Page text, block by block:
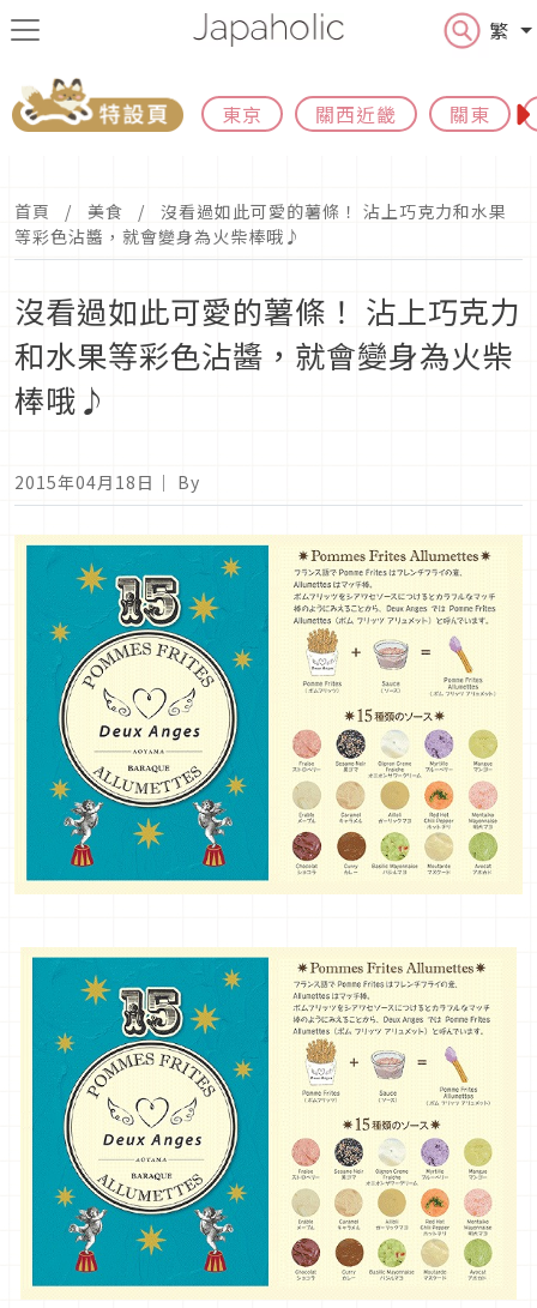
繁
東京 關西近畿 關東
首頁 美食
沒看過如此可愛的薯條！ 沾上巧克力和水果
等彩色沾醬，就會變身為火柴棒哦♪
沒看過如此可愛的薯條！ 沾上巧克力
和水果等彩色沾醬，就會變身為火柴
棒哦♪
2015年04月18日 ｜ By